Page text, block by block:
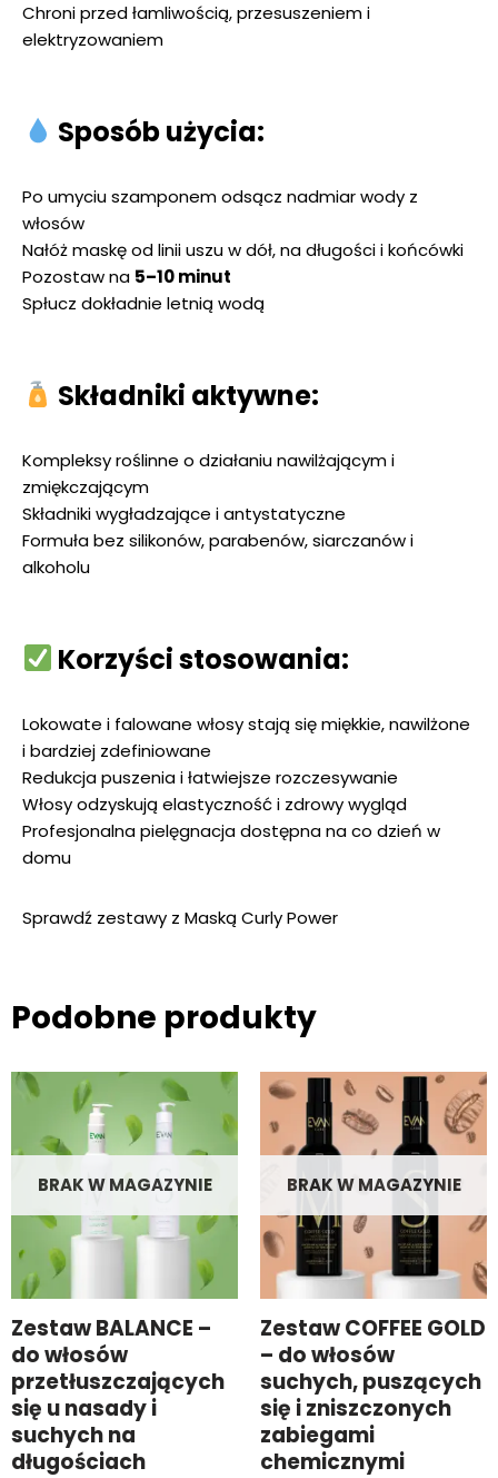
Chroni przed łamliwością, przesuszeniem i
elektryzowaniem
Sposób użycia:
Po umyciu szamponem odsącz nadmiar wody z
włosów
Nałóż maskę od linii uszu w dół, na długości i końcówki
Pozostaw na 5–10 minut
Spłucz dokładnie letnią wodą
Składniki aktywne:
Kompleksy roślinne o działaniu nawilżającym i
zmiękczającym
Składniki wygładzające i antystatyczne
Formuła bez silikonów, parabenów, siarczanów i
alkoholu
Korzyści stosowania:
Lokowate i falowane włosy stają się miękkie, nawilżone
i bardziej zdefiniowane
Redukcja puszenia i łatwiejsze rozczesywanie
Włosy odzyskują elastyczność i zdrowy wygląd
Profesjonalna pielęgnacja dostępna na co dzień w
domu
Sprawdź zestawy z Maską Curly Power
Podobne produkty
BRAK W MAGAZYNIE
Zestaw BALANCE –
do włosów
przetłuszczających
się u nasady i
suchych na
długościach
BRAK W MAGAZYNIE
Zestaw COFFEE GOLD
– do włosów
suchych, puszących
się i zniszczonych
zabiegami
chemicznymi